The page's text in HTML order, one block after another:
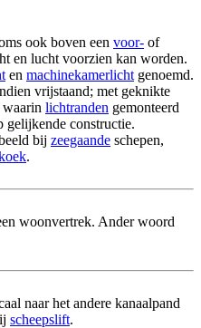
ook boven een voor- of
en lucht voorzien kan worden.
en machinekamerlicht genoemd.
vrijstaand; met geknikte
lichtranden gemonteerd
gelijkende constructie.
bij zeegaande schepen,
.
woonvertrek. Ander woord
naar het andere kanaalpand
scheepslift.